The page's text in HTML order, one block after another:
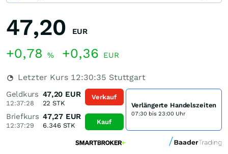
47,20 EUR
+0,78 % +0,36 EUR
Letzter Kurs 12:30:35 Stuttgart
Geldkurs
12:37:28
47,20 EUR
22 STK
Briefkurs
12:37:29
47,27 EUR
6.346STK
Verkauf
Kauf
Verlängerte Handelszeiten
07:30 bis 23:00 Uhr